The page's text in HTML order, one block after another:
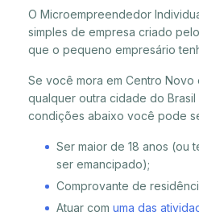
O Microempreendedor
simples de empresa criado
que o pequeno empresário
Se você mora em Centro Novo
qualquer outra cidade do
condições abaixo você pode
Ser maior de 18 anos (ou
ser emancipado);
Comprovante de
Atuar com uma das